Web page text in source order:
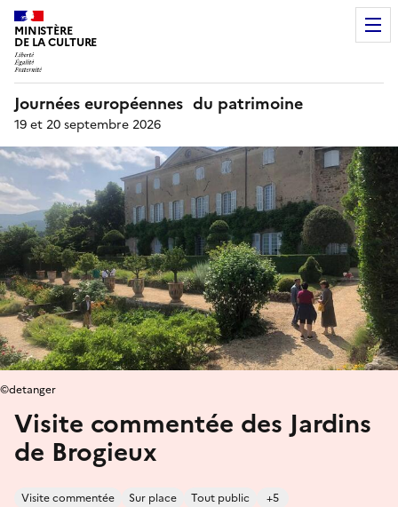
MINISTÈRE
DE LA CULTURE
Journées européennes du patrimoine
19 et 20 septembre 2026
Visite commentée des Jardins
de Brogieux
Visite commentée Sur place Tout public +5
©detanger